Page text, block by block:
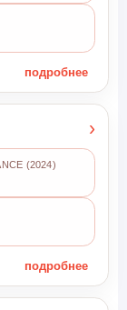
подробнее
›
(2024)
подробнее